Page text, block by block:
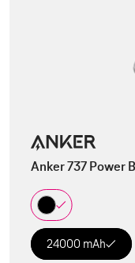
Anker 737 Power
24000 mAh